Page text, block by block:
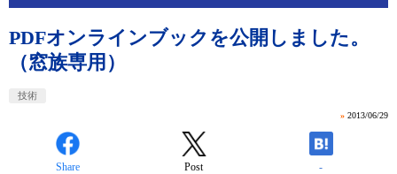
PDFオンラインブックを公開しました。
（窓族専用）
技術
» 2013/06/29
Share Post -